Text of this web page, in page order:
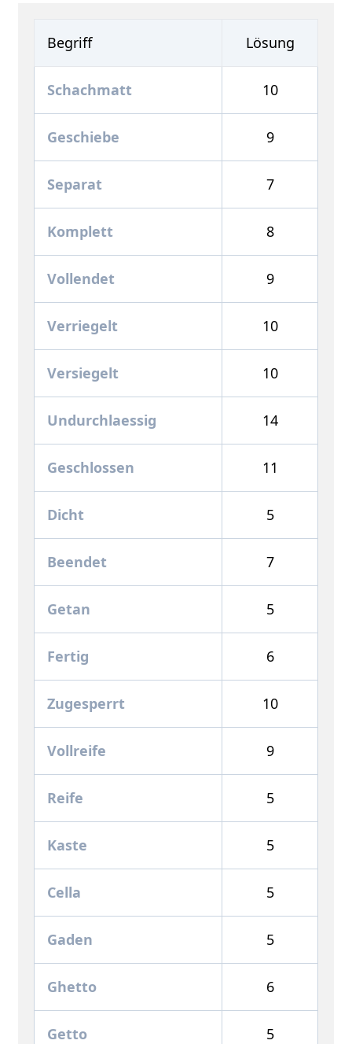
Begriff Lösung
Schachmatt 10
Geschiebe 9
Separat 7
Komplett 8
Vollendet 9
Verriegelt 10
Versiegelt 10
Undurchlaessig 14
Geschlossen 11
Dicht 5
Beendet 7
Getan 5
Fertig 6
Zugesperrt 10
Vollreife 9
Reife 5
Kaste 5
Cella 5
Gaden 5
Ghetto 6
Getto 5